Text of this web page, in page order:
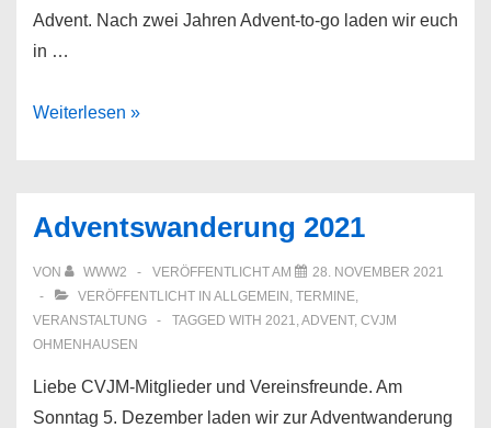
Advent. Nach zwei Jahren Advent-to-go laden wir euch
in …
CVJM
Weiterlesen »
Adventswanderung 2021
VON WWW2 VERÖFFENTLICHT AM
28. NOVEMBER 2021
VERÖFFENTLICHT IN ALLGEMEIN , TERMINE,
VERANSTALTUNG
TAGGED WITH 2021,ADVENT, CVJM
OHMENHAUSEN
Liebe CVJM-Mitglieder und Vereinsfreunde. Am
Sonntag 5. Dezember laden wir zur Adventwanderung